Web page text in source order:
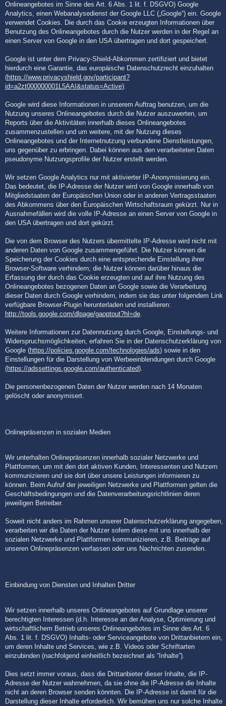
Onlineangebotes im Sinne des Art. 6 Abs. 1 lit. f. DSGVO) Google
Analytics, einen Webanalysedienst der Google LLC („Google“) ein. Google
verwendet Cookies. Die durch das Cookie erzeugten Informationen über
Benutzung des Onlineangebotes durch die Nutzer werden in der Regel an
einen Server von Google in den USA übertragen und dort gespeichert.
Google ist unter dem Privacy-Shield-Abkommen zertifiziert und bietet
hierdurch eine Garantie, das europäische Datenschutzrecht einzuhalten
(https://www.privacyshield.gov/participant?
id=a2zt000000001L5AAI&status=Active).
Google wird diese Informationen in unserem Auftrag benutzen, um die
Nutzung unseres Onlineangebotes durch die Nutzer auszuwerten, um
Reports über die Aktivitäten innerhalb dieses Onlineangebotes
zusammenzustellen und um weitere, mit der Nutzung dieses
Onlineangebotes und der Internetnutzung verbundene Dienstleistungen,
uns gegenüber zu erbringen. Dabei können aus den verarbeiteten Daten
pseudonyme Nutzungsprofile der Nutzer erstellt werden.
Wir setzen Google Analytics nur mit aktivierter IP-Anonymisierung ein.
Das bedeutet, die IP-Adresse der Nutzer wird von Google innerhalb von
Mitgliedstaaten der Europäischen Union oder in anderen Vertragsstaaten
des Abkommens über den Europäischen Wirtschaftsraum gekürzt. Nur in
Ausnahmefällen wird die volle IP-Adresse an einen Server von Google in
den USA übertragen und dort gekürzt.
Die von dem Browser des Nutzers übermittelte IP-Adresse wird nicht mit
anderen Daten von Google zusammengeführt. Die Nutzer können die
Speicherung der Cookies durch eine entsprechende Einstellung ihrer
Browser-Software verhindern; die Nutzer können darüber hinaus die
Erfassung der durch das Cookie erzeugten und auf ihre Nutzung des
Onlineangebotes bezogenen Daten an Google sowie die Verarbeitung
dieser Daten durch Google verhindern, indem sie das unter folgendem Link
verfügbare Browser-Plugin herunterladen und installieren:
http://tools.google.com/dlpage/gaoptout?hl=de.
Weitere Informationen zur Datennutzung durch Google, Einstellungs- und
Widerspruchsmöglichkeiten, erfahren Sie in der Datenschutzerklärung von
Google (https://policies.google.com/technologies/ads) sowie in den
Einstellungen für die Darstellung von Werbeeinblendungen durch Google
(https://adssettings.google.com/authenticated).
Die personenbezogenen Daten der Nutzer werden nach 14 Monaten
gelöscht oder anonymisert.
Onlinepräsenzen in sozialen Medien
Wir unterhalten Onlinepräsenzen innerhalb sozialer Netzwerke und
Plattformen, um mit den dort aktiven Kunden, Interessenten und Nutzern
kommunizieren und sie dort über unsere Leistungen informieren zu
können. Beim Aufruf der jeweiligen Netzwerke und Plattformen gelten die
Geschäftsbedingungen und die Datenverarbeitungsrichtlinien deren
jeweiligen Betreiber.
Soweit nicht anders im Rahmen unserer Datenschutzerklärung angegeben,
verarbeiten wir die Daten der Nutzer sofern diese mit uns innerhalb der
sozialen Netzwerke und Plattformen kommunizieren, z.B. Beiträge auf
unseren Onlinepräsenzen verfassen oder uns Nachrichten zusenden.
Einbindung von Diensten und Inhalten Dritter
Wir setzen innerhalb unseres Onlineangebotes auf Grundlage unserer
berechtigten Interessen (d.h. Interesse an der Analyse, Optimierung und
wirtschaftlichem Betrieb unseres Onlineangebotes im Sinne des Art. 6
Abs. 1 lit. f. DSGVO) Inhalts- oder Serviceangebote von Drittanbietern ein,
um deren Inhalte und Services, wie z.B. Videos oder Schriftarten
einzubinden (nachfolgend einheitlich bezeichnet als “Inhalte”).
Dies setzt immer voraus, dass die Drittanbieter dieser Inhalte, die IP-
Adresse der Nutzer wahrnehmen, da sie ohne die IP-Adresse die Inhalte
nicht an deren Browser senden könnten. Die IP-Adresse ist damit für die
Darstellung dieser Inhalte erforderlich. Wir bemühen uns nur solche Inhalte